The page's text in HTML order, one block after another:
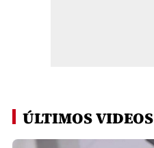
ÚLTIMOS VIDEOS